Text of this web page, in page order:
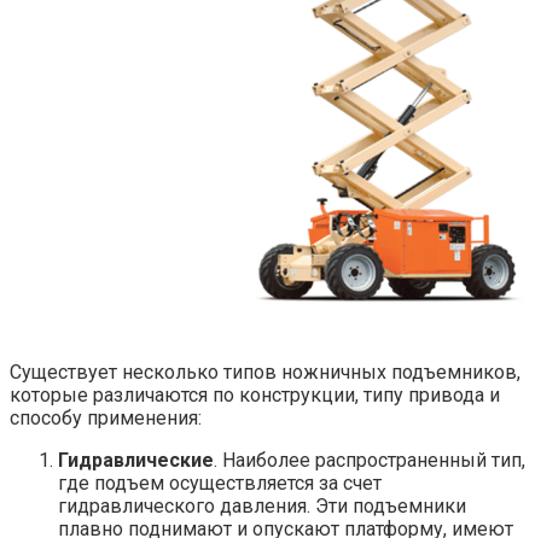
Существует несколько типов ножничных подъемников,
которые различаются по конструкции, типу привода и
способу применения:
Гидравлические. Наиболее распространенный тип,
где подъем осуществляется за счет
гидравлического давления. Эти подъемники
плавно поднимают и опускают платформу, имеют